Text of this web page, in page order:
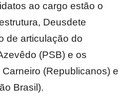
ao cargo estão o
Deusdete
de articulação do
(PSB) e os
(Republicanos) e
Brasil).